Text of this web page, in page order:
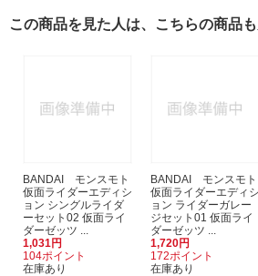
この商品を見た人は、こちらの商品
BANDAI モンスモト
仮面ライダーエディシ
ョン シングルライダ
ーセット02 仮面ライ
ダーゼッツ ...
1,031円
104ポイント
在庫あり
BANDAI モンスモト
仮面ライダーエディシ
ョン ライダーガレー
ジセット01 仮面ライ
ダーゼッツ ...
1,720円
172ポイント
在庫あり